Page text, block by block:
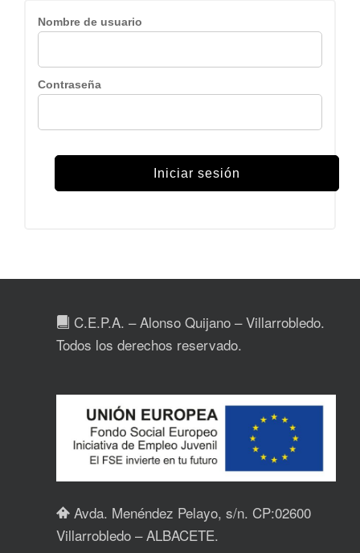
Nombre de usuario
Contraseña
C.E.P.A. – Alonso Quijano – Villarrobledo.
Todos los derechos reservado.
Avda. Menéndez Pelayo, s/n. CP:02600
Villarrobledo – ALBACETE.